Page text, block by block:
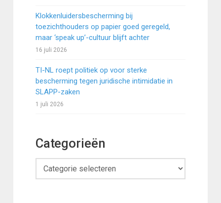
Klokkenluidersbescherming bij
toezichthouders op papier goed geregeld,
maar ‘speak up’-cultuur blijft achter
16 juli 2026
TI-NL roept politiek op voor sterke
bescherming tegen juridische intimidatie in
SLAPP-zaken
1 juli 2026
Categorieën
Categorieën